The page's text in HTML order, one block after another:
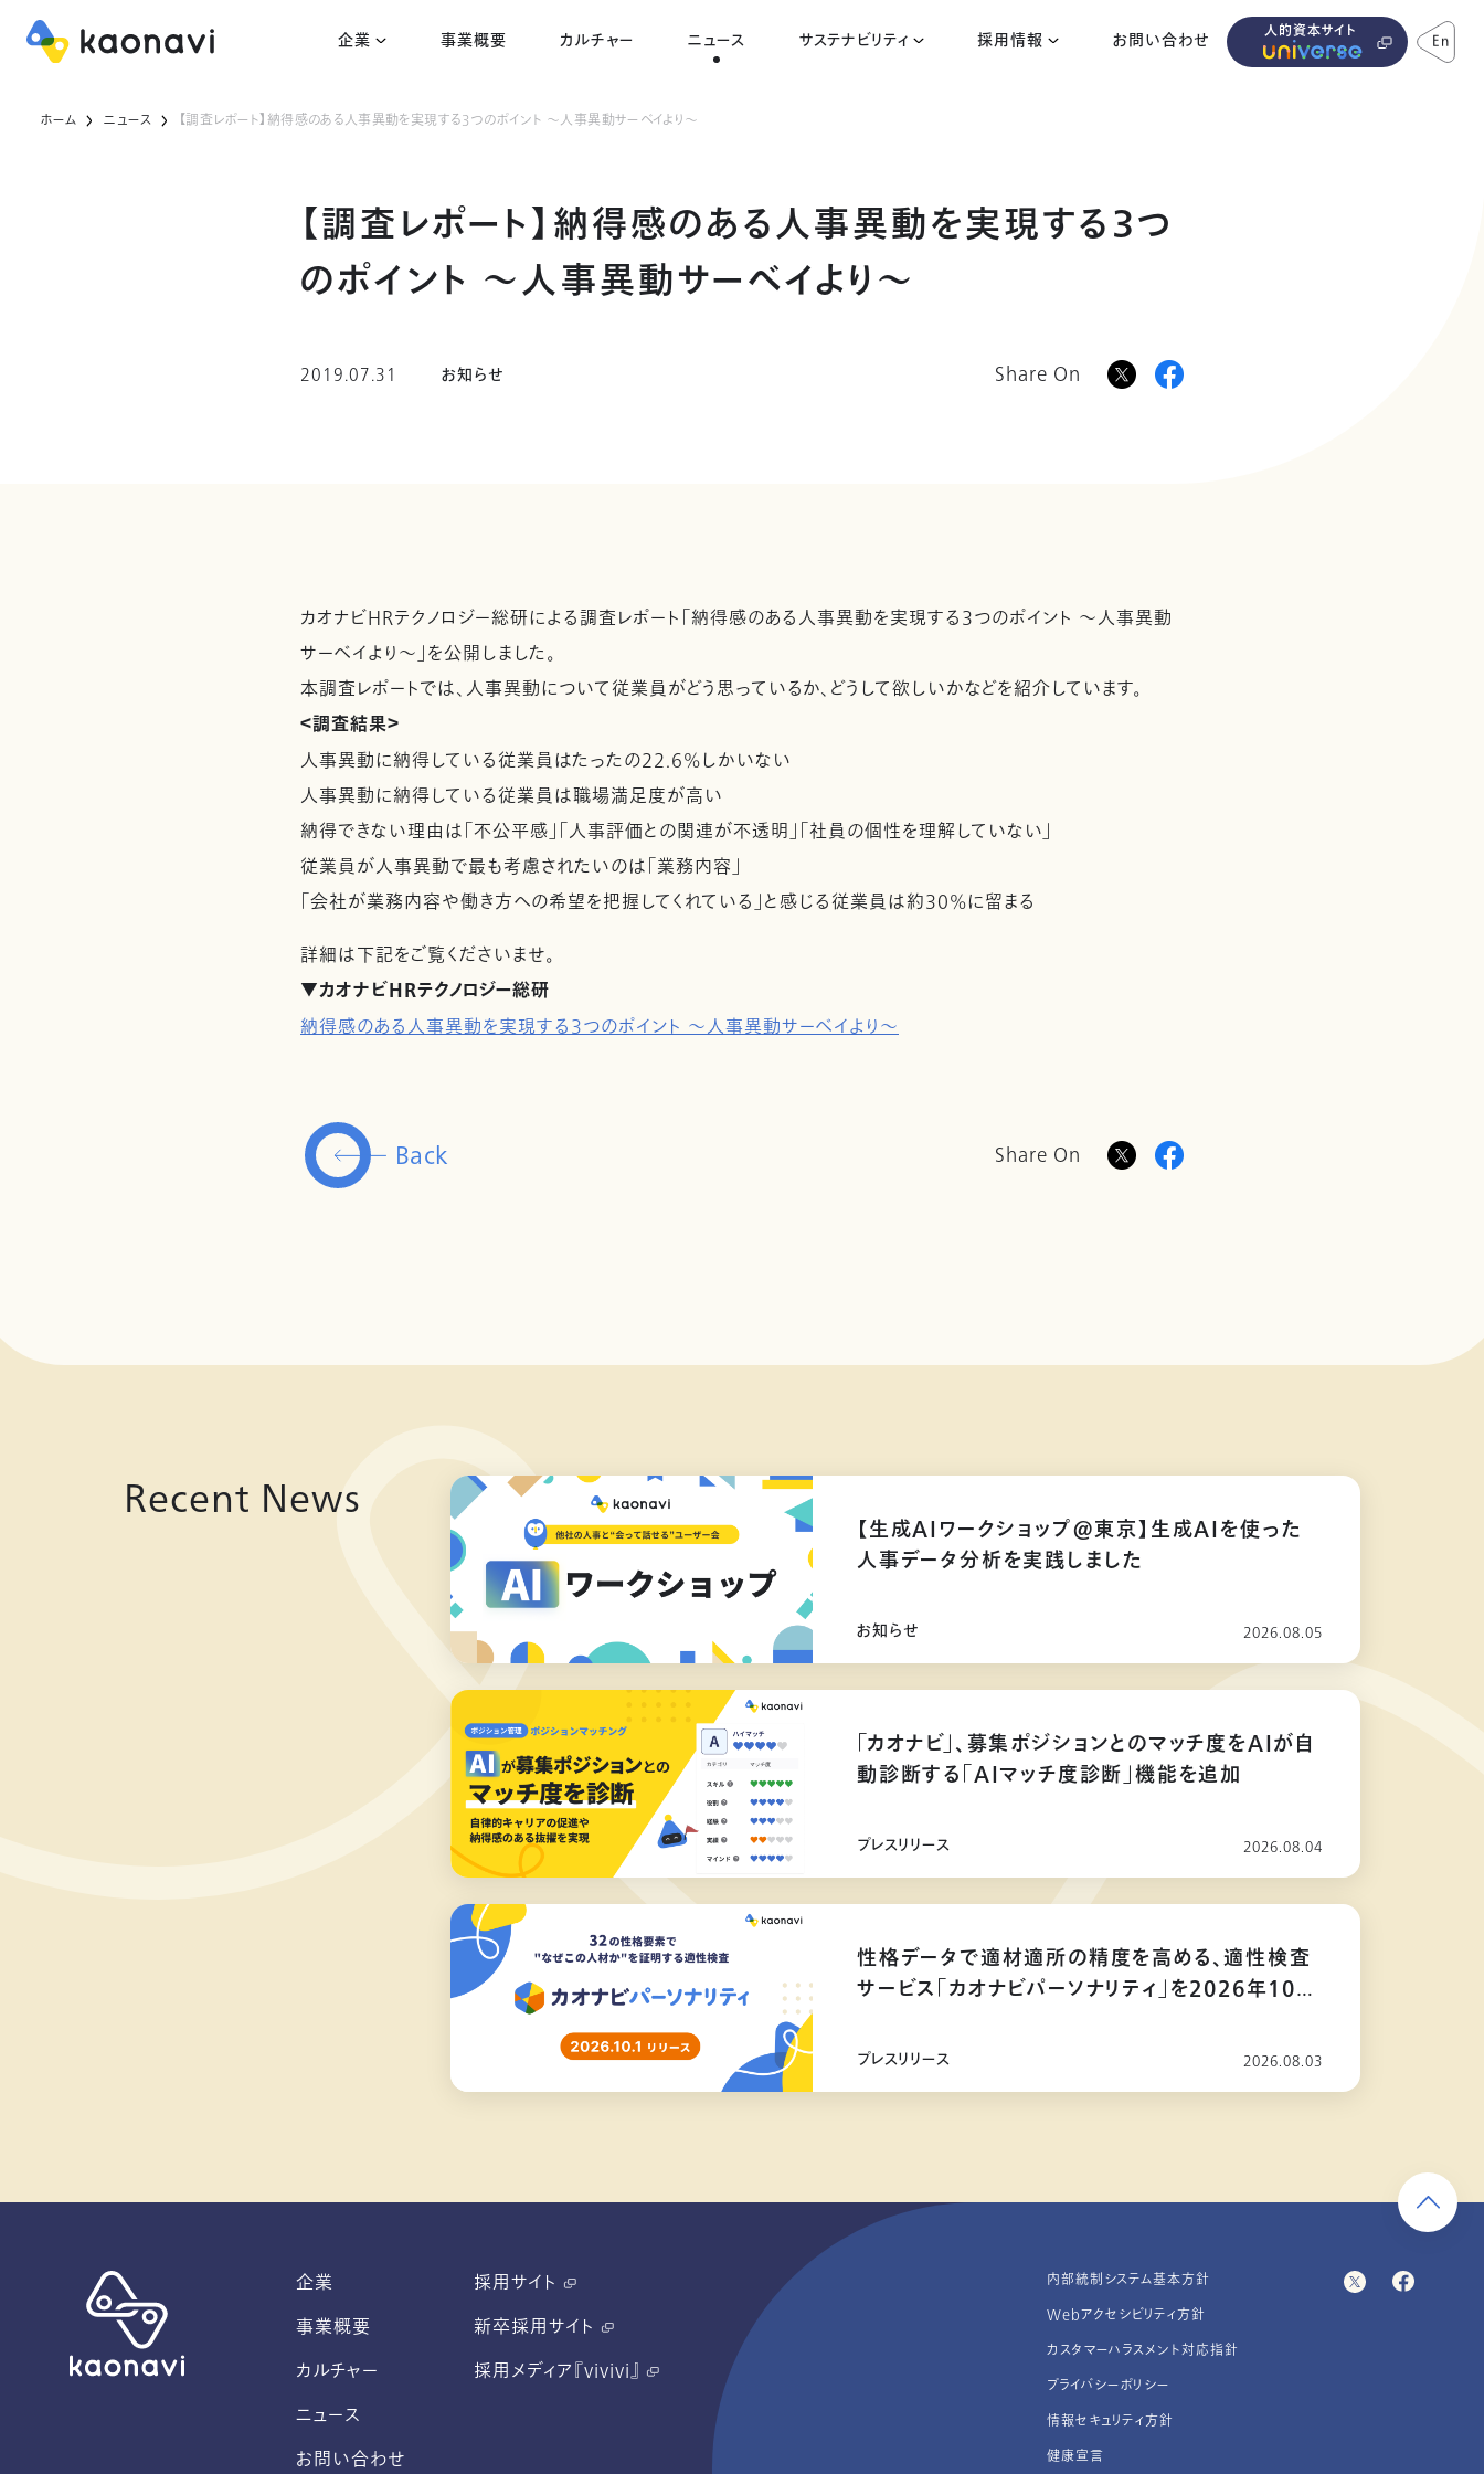
企業 事業概要 カルチャー ニュース サステナビリティ 採用情報 お問い合わせ 人的資本サイト En
ホーム ニュース 【調査レポート】納得感のある人事異動を実現する3つのポイント ～人事異動サーベイより～
【調査レポート】納得感のある人事異動を実現する3つ
のポイント ～人事異動サーベイより～
2019.07.31 お知らせ Share On
カオナビHRテクノロジー総研による調査レポート「納得感のある人事異動を実現する3つのポイント ～人事異動
サーベイより～」を公開しました。
本調査レポートでは、人事異動について従業員がどう思っているか、どうして欲しいかなどを紹介しています。
＜調査結果＞
人事異動に納得している従業員はたったの22.6%しかいない
人事異動に納得している従業員は職場満足度が高い
納得できない理由は「不公平感」「人事評価との関連が不透明」「社員の個性を理解していない」
従業員が人事異動で最も考慮されたいのは「業務内容」
「会社が業務内容や働き方への希望を把握してくれている」と感じる従業員は約30%に留まる
詳細は下記をご覧くださいませ。
▼カオナビHRテクノロジー総研
納得感のある人事異動を実現する3つのポイント ～人事異動サーベイより～
Back Share On
Recent News
【生成AIワークショップ@東京】生成AIを使った
人事データ分析を実践しました
お知らせ 2026.08.05
「カオナビ」、募集ポジションとのマッチ度をAIが自
動診断する「AIマッチ度診断」機能を追加
プレスリリース 2026.08.04
性格データで適材適所の精度を高める、適性検査
サービス「カオナビパーソナリティ」を2026年10月
プレスリリース 2026.08.03
企業
事業概要
カルチャー
ニュース
お問い合わせ
採用サイト
新卒採用サイト
採用メディア『vivivi』
内部統制システム基本方針
Webアクセシビリティ方針
カスタマーハラスメント対応指針
プライバシーポリシー
情報セキュリティ方針
健康宣言